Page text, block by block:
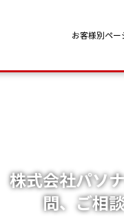
お客様別ペー
株式会社パソ
問、ご相